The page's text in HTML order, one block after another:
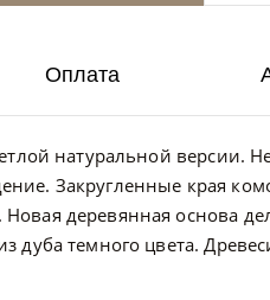
натуральной версии.
Закругленные края
деревянная основа
темного цвета.
Оплата